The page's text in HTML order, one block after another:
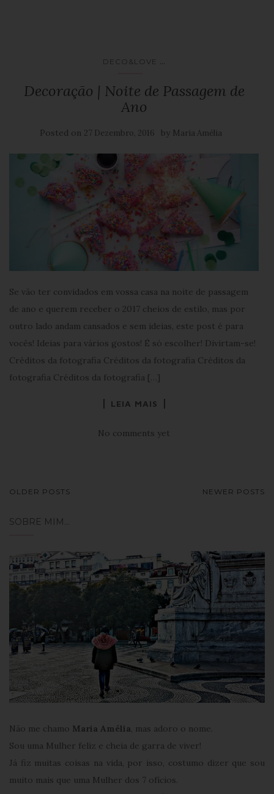
DECO&LOVE
Decoração | Noite de Passagem de
Ano
Posted on 27 Dezembro, 2016 by Maria Amélia
Se vão ter convidados em vossa casa na noite de passagem
de ano e querem receber o 2017 cheios de estilo, mas por
outro lado andam cansados e sem ideias, este post é para
vocês! Ideias para vários gostos! É só escolher! Divirtam-se!
Créditos da fotografia Créditos da fotografia Créditos da
fotografia Créditos da fotografia […]
LEIA MAIS
No comments yet
NAVEGAÇÃO
POSTS
OLDER POSTS NEWER POSTS
SOBRE MIM…
Não me chamo Maria Amélia, mas adoro o nome.
Sou uma Mulher feliz e cheia de garra de viver!
Já fiz muitas coisas na vida, por isso, costumo dizer que sou
muito mais que uma Mulher dos 7 ofícios.